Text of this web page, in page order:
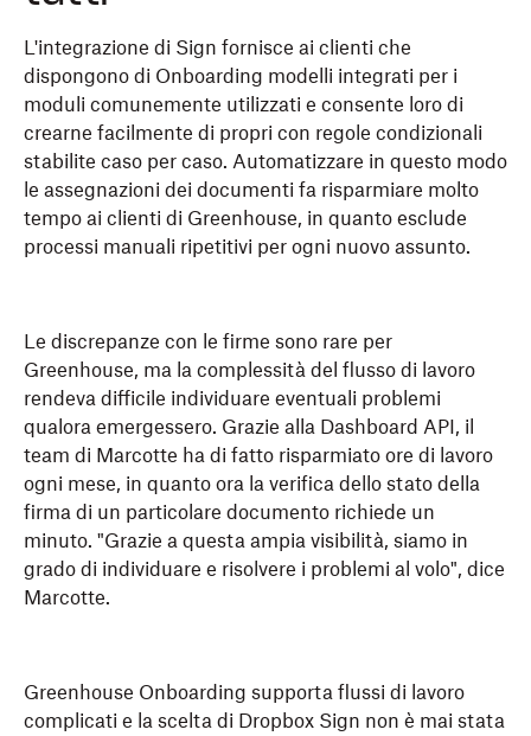
L'integrazione di Sign fornisce ai clienti che
dispongono di Onboarding modelli integrati per i
moduli comunemente utilizzati e consente loro di
crearne facilmente di propri con regole condizionali
stabilite caso per caso. Automatizzare in questo modo
le assegnazioni dei documenti fa risparmiare molto
tempo ai clienti di Greenhouse, in quanto esclude
processi manuali ripetitivi per ogni nuovo assunto.
Le discrepanze con le firme sono rare per
Greenhouse, ma la complessità del flusso di lavoro
rendeva difficile individuare eventuali problemi
qualora emergessero. Grazie alla Dashboard API, il
team di Marcotte ha di fatto risparmiato ore di lavoro
ogni mese, in quanto ora la verifica dello stato della
firma di un particolare documento richiede un
minuto. "Grazie a questa ampia visibilità, siamo in
grado di individuare e risolvere i problemi al volo", dice
Marcotte.
Greenhouse Onboarding supporta flussi di lavoro
complicati e la scelta di Dropbox Sign non è mai stata